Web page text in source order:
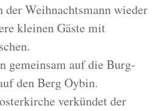
Weihnachtsmann wieder
kleinen Gäste mit
gemeinsam auf die Burg-
den Berg Oybin.
verkündet der